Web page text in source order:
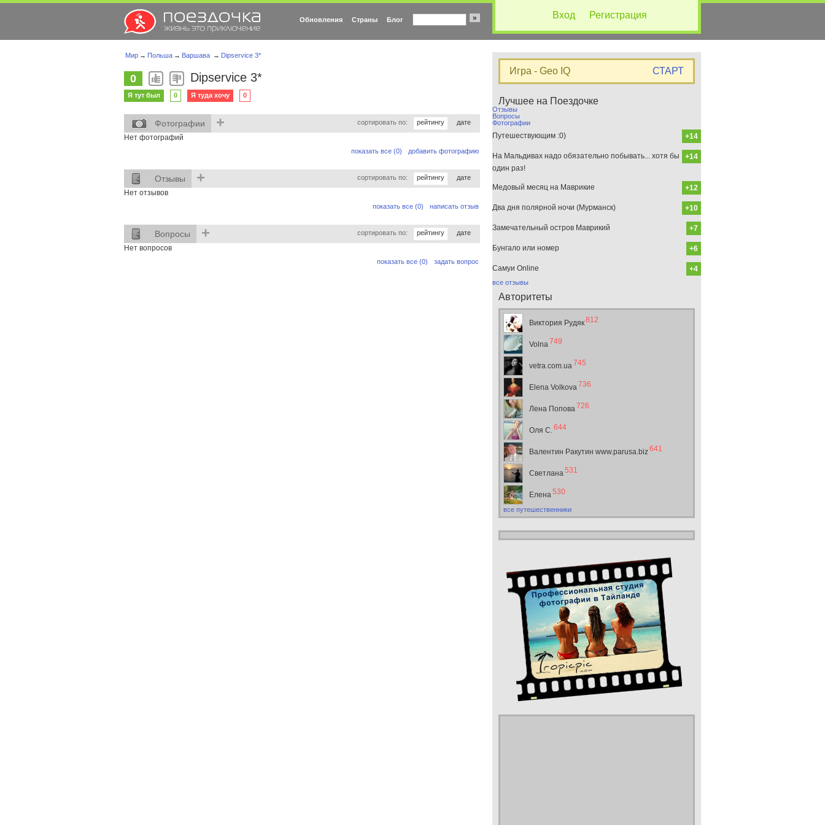
Вход Регистрация
Обновления Страны Блог »
Мир → Польша → Варшава → Dipservice 3*
0 Dipservice 3*
Я тут был 0 Я туда хочу 0
Фотографии + сортировать по: рейтингу дате
Нет фотографий
добавить фотографию
показать все (0)
Отзывы + сортировать по: рейтингу дате
Нет отзывов
написать отзыв
показать все (0)
Вопросы + сортировать по: рейтингу дате
Нет вопросов
задать вопрос
показать все (0)
Игра - Geo IQ СТАРТ
Лучшее на Поездочке
Отзывы
Вопросы
Фотографии
+14
Путешествующим :0)
+14
На Мальдивах надо обязательно побывать... хотя бы
один раз!
+12
Медовый месяц на Маврикие
+10
Два дня полярной ночи (Мурманск)
+7
Замечательный остров Маврикий
+6
Бунгало или номер
+4
Самуи Online
все отзывы
Авторитеты
Виктория Рудяк812
Volna749
vetra.com.ua745
Elena Volkova736
Лена Попова726
Оля С.644
Валентин Ракутин www.parusa.biz641
Светлана531
Елена530
все путешественники